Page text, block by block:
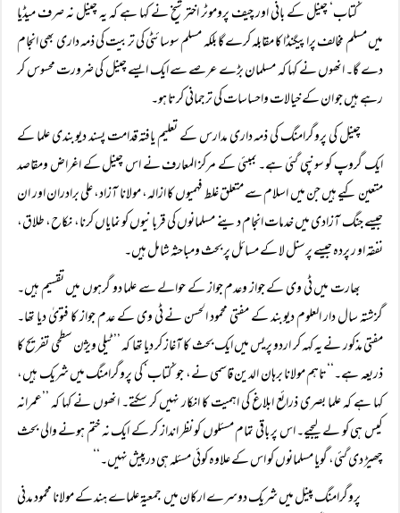
’کتاب‘ چینل کے بانی اور چیف پروموٹر اختر شیخ نے کہا ہے کہ یہ چینل نہ صرف میڈیا
میں مسلم مخالف پراپیگنڈا کا مقابلہ کرے گا بلکہ مسلم سوسائٹی کی تربیت کی ذمہ داری بھی انجام
دے گا۔ انھوں نے کہا کہ مسلمان بڑے عرصے سے ایک ایسے چینل کی ضرورت محسوس کر
رہے ہیں جو ان کے خیالات واحساسات کی ترجمانی کرتا ہو۔
چینل کی پروگرامنگ کی ذمہ داری مدارس کے تعلیم یافتہ قدامت پسند دیوبندی علما کے
ایک گروپ کو سونپی گئی ہے۔ بمبئی کے مرکز المعارف نے اس چینل کے اغراض ومقاصد
متعین کیے ہیں جن میں اسلام سے متعلق غلط فہمیوں کا ازالہ، مولانا آزاد، علی برادران اور ان
جیسے جنگ آزادی میں خدمات انجام دینے مسلمانوں کی قربانیوں کو نمایاں کرنا، نکاح، طلاق،
نفقہ او ر پردہ جیسے پرسنل لا کے مسائل پر بحث ومباحثہ شامل ہیں۔
بھارت میں ٹی وی کے جواز وعدم جواز کے حوالے سے علما دو گرہوں میں تقسیم ہیں۔
گزشتہ سال دار العلوم دیوبند کے مفتی محمود الحسن نے ٹی وی کے عدم جواز کا فتویٰ دیا تھا۔
مفتی مذکور نے یہ کہہ کر اردو پریس میں ایک بحث کا آغاز کر دیا تھا کہ ’’ٹیلی ویژن سطحی تفریح کا
ذریعہ ہے۔‘‘تاہم مولانا برہان الدین قاسمی نے، جو ’کتاب‘ کی پروگرامنگ میں شریک ہیں،
کہا ہے کہ علما بصری ذرائع ابلاغ کی اہمیت کا انکار نہیں کر سکتے۔ انھوں نے کہا کہ ’’عمرانہ
کیس ہی کو لے لیجیے۔ اس پر باقی تمام مسئلوں کو نظر انداز کر کے ایک نہ ختم ہونے والی بحث
چھیڑ دی گئی، گویا مسلمانوں کو اس کے علاوہ کوئی مسئلہ ہی درپیش نہیں۔‘‘
پروگرامنگ پینل میں شریک دوسرے ارکان میں جمعیۃ علماے ہند کے مولانا محمود مدنی